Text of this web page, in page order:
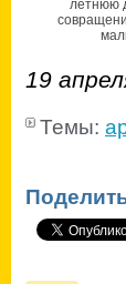
летнюю
19
Темы: